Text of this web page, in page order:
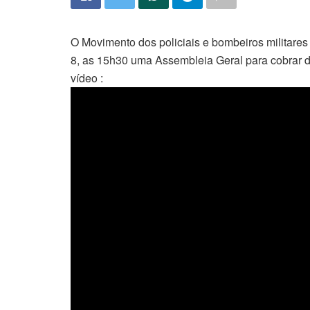
O Movimento dos policiais e bombeiros
8, as 15h30 uma Assembleia Geral para
vídeo :